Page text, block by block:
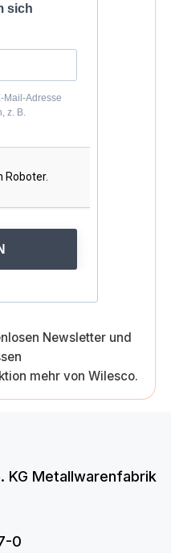
sich
Mail-Adresse
z. B.
Newsletter und
mehr von Wilesco.
KG Metallwarenfabrik
0